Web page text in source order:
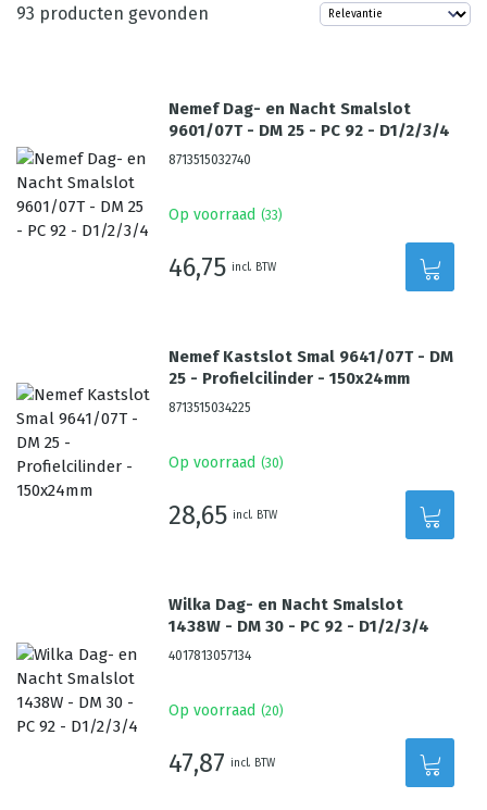
93 producten gevonden
Nemef Dag- en Nacht Smalslot
9601/07T - DM 25 - PC 92 - D1/2/3/4
8713515032740
Op voorraad (33)
46,75 incl. BTW
Nemef Kastslot Smal 9641/07T - DM
25 - Profielcilinder - 150x24mm
8713515034225
Op voorraad (30)
28,65 incl. BTW
Wilka Dag- en Nacht Smalslot
1438W - DM 30 - PC 92 - D1/2/3/4
4017813057134
Op voorraad (20)
47,87 incl. BTW